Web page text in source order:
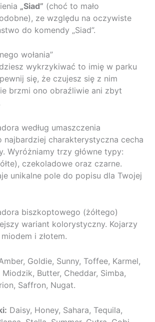
„Siad” (choć to mało
ze względu na oczywiste
do komendy „Siad”.
wołania”
wykrzykiwać to imię w parku
się, że czujesz się z nim
brzmi ono obraźliwie ani zbyt
według umaszczenia
najbardziej charakterystyczna cecha
Wyróżniamy trzy główne typy:
czekoladowe oraz czarne.
unikalne pole do popisu dla Twojej
biszkoptowego (żółtego)
wariant kolorystyczny. Kojarzy
i złotem.
Goldie, Sunny, Toffee, Karmel,
Butter, Cheddar, Simba,
Saffron, Nugat.
Daisy, Honey, Sahara, Tequila,